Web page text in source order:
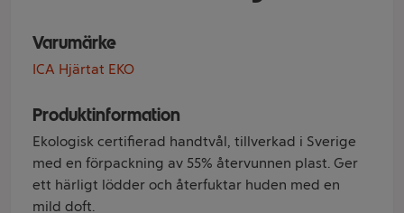
Varumärke
ICA Hjärtat EKO
Produktinformation
Ekologisk certifierad handtvål, tillverkad i Sverige
med en förpackning av 55% återvunnen plast. Ger
ett härligt lödder och återfuktar huden med en
mild doft.